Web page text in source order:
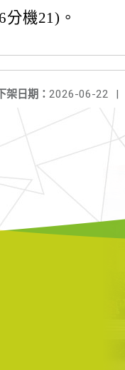
機21)。
架日期： 2026-06-22 |